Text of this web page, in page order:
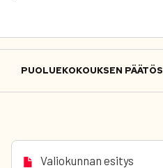
PUOLUEKOKOUKSEN PÄÄTÖS
Valiokunnan esitys